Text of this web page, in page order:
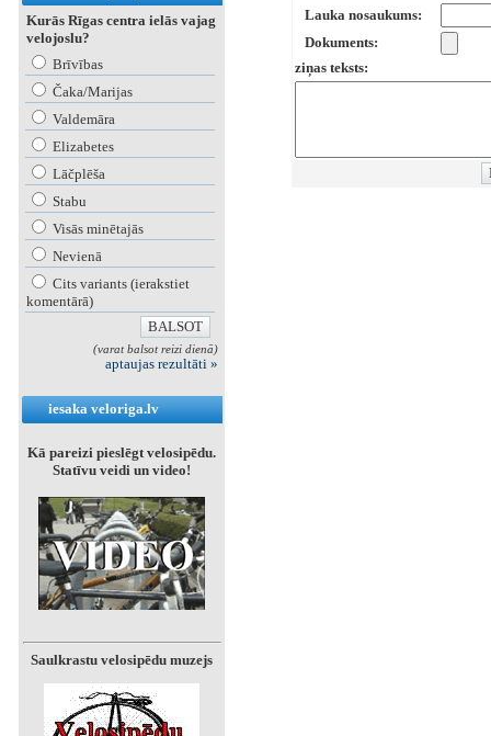
Kurās Rīgas centra ielās vajag
velojoslu?
Brīvības
Čaka/Marijas
Valdemāra
Elizabetes
Lāčplēša
Stabu
Visās minētajās
Nevienā
Cits variants (ierakstiet
komentārā)
(varat balsot reizi dienā)
aptaujas rezultāti »
iesaka veloriga.lv
Kā pareizi pieslēgt velosipēdu.
Statīvu veidi un video!
Saulkrastu velosipēdu muzejs
Lauka nosaukums:
Dokuments:
ziņas teksts: